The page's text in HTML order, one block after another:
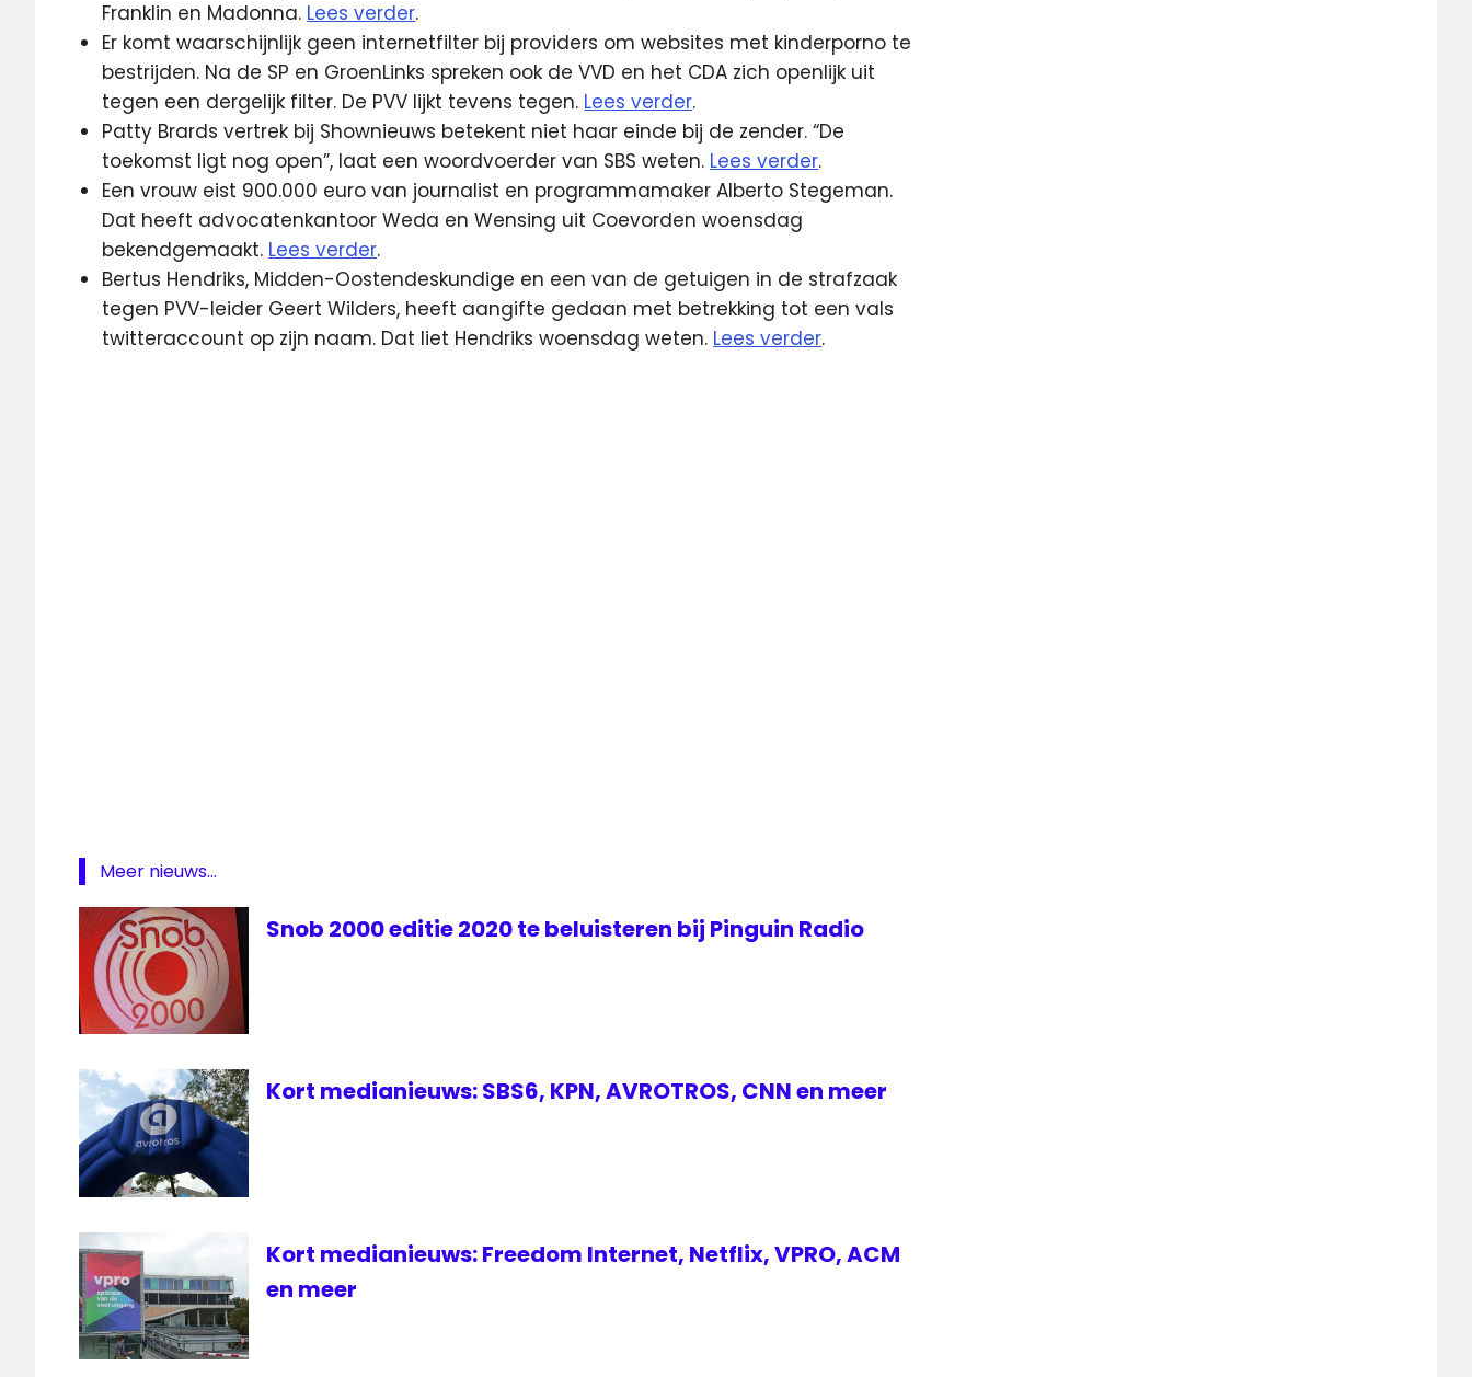
Franklin en Madonna. Lees verder.
Er komt waarschijnlijk geen internetfilter bij providers om websites met kinderporno te
bestrijden. Na de SP en GroenLinks spreken ook de VVD en het CDA zich openlijk uit
tegen een dergelijk filter. De PVV lijkt tevens tegen. Lees verder.
Patty Brards vertrek bij Shownieuws betekent niet haar einde bij de zender. “De
toekomst ligt nog open”, laat een woordvoerder van SBS weten. Lees verder.
Een vrouw eist 900.000 euro van journalist en programmamaker Alberto Stegeman.
Dat heeft advocatenkantoor Weda en Wensing uit Coevorden woensdag
bekendgemaakt. Lees verder.
Bertus Hendriks, Midden-Oostendeskundige en een van de getuigen in de strafzaak
tegen PVV-leider Geert Wilders, heeft aangifte gedaan met betrekking tot een vals
twitteraccount op zijn naam. Dat liet Hendriks woensdag weten. Lees verder.
Meer nieuws...
Snob 2000 editie 2020 te beluisteren bij Pinguin Radio
Kort medianieuws: SBS6, KPN, AVROTROS, CNN en meer
Kort medianieuws: Freedom Internet, Netflix, VPRO, ACM
en meer